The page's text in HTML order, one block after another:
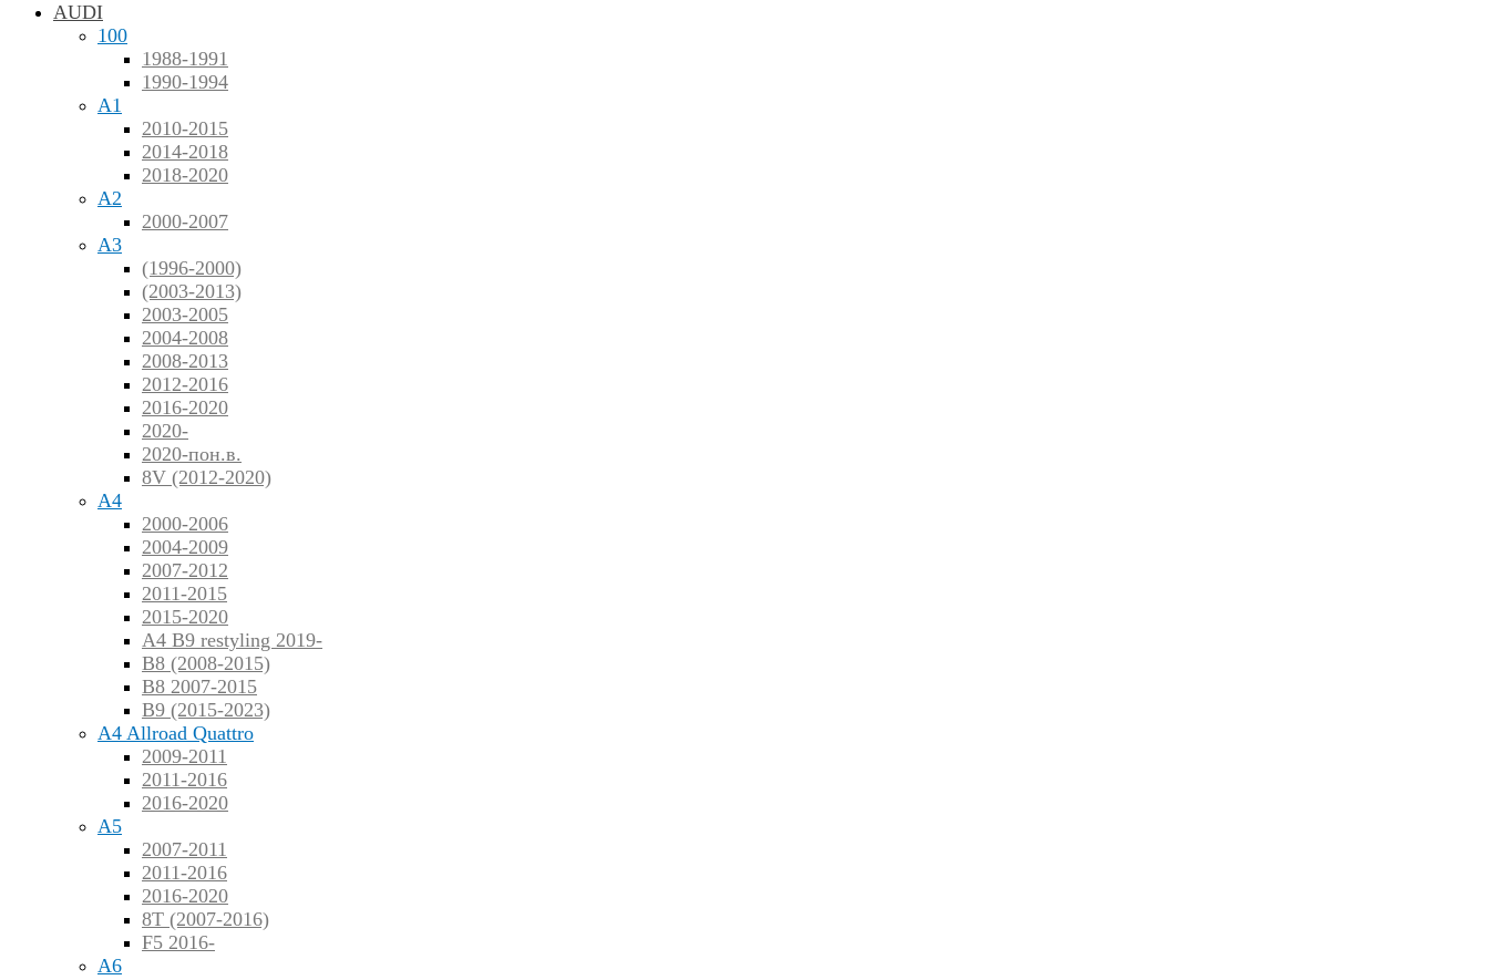
AUDI
100
1988-1991
1990-1994
A1
2010-2015
2014-2018
2018-2020
A2
2000-2007
A3
(1996-2000)
(2003-2013)
2003-2005
2004-2008
2008-2013
2012-2016
2016-2020
2020-
2020-пон.в.
8V (2012-2020)
A4
2000-2006
2004-2009
2007-2012
2011-2015
2015-2020
A4 B9 restyling 2019-
B8 (2008-2015)
B8 2007-2015
B9 (2015-2023)
A4 Allroad Quattro
2009-2011
2011-2016
2016-2020
A5
2007-2011
2011-2016
2016-2020
8T (2007-2016)
F5 2016-
A6